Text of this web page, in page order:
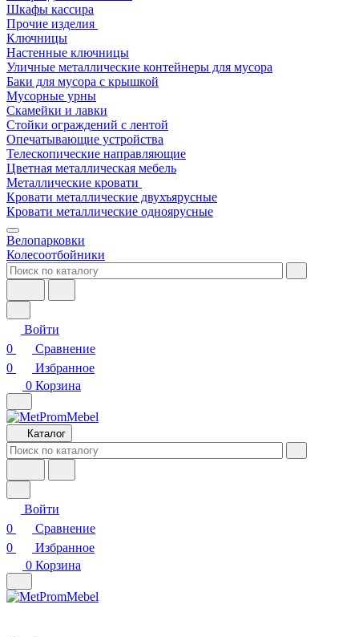
Шкафы кассира
Прочие изделия
Ключницы
Настенные ключницы
Уличные металлические контейнеры для мусора
Баки для мусора с крышкой
Мусорные урны
Скамейки и лавки
Стойки ограждений с лентой
Опечатывающие устройства
Телескопические направляющие
Цветная металлическая мебель
Металлические кровати
Кровати металлические двухъярусные
Кровати металлические одноярусные
Велопарковки
Колесоотбойники
Войти
0
Сравнение
0
Избранное
0 Корзина
Каталог
Войти
0
Сравнение
0
Избранное
0 Корзина